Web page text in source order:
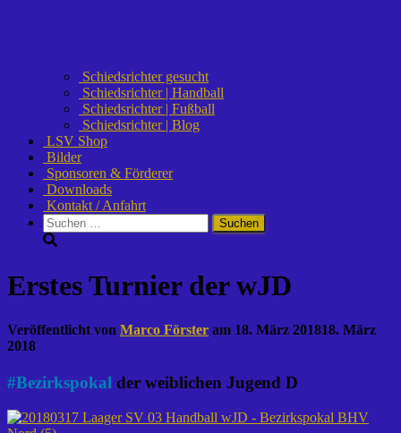
Schiedsrichter gesucht
Schiedsrichter | Handball
Schiedsrichter | Fußball
Schiedsrichter | Blog
LSV Shop
Bilder
Sponsoren & Förderer
Downloads
Kontakt / Anfahrt
Suchen
nach:
Erstes Turnier der wJD
Veröffentlicht von Marco Förster am 18. März 201818. März
2018
#Bezirkspokal der weiblichen Jugend D